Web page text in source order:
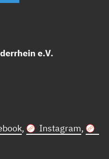
e.V.
, Instagram,